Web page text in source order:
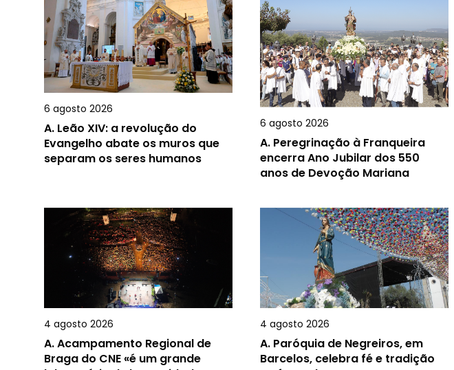
6 agosto 2026
A. Leão XIV: a revolução do
Evangelho abate os muros que
separam os seres humanos
6 agosto 2026
A. Peregrinação à Franqueira
encerra Ano Jubilar dos 550
anos de Devoção Mariana
4 agosto 2026
A.Acampamento Regional de
Braga do CNE «é um grande
4 agosto 2026
A. Paróquia de Negreiros, em
Barcelos, celebra fé e tradição